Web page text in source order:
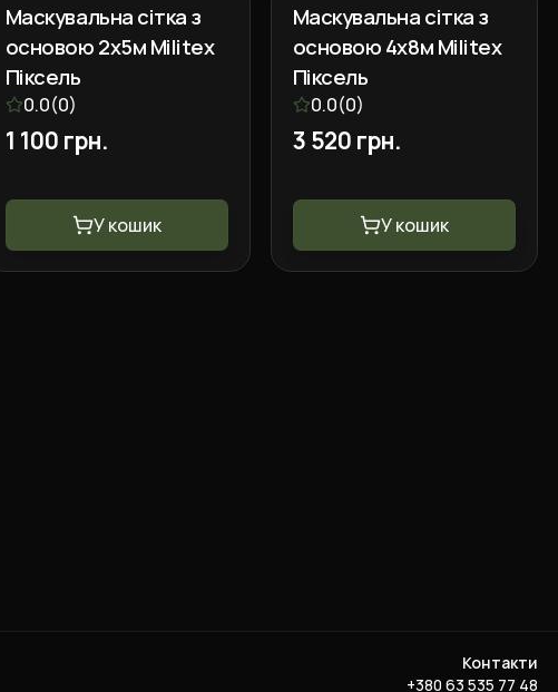
Маскувальна сітка з
основою 2х5м Militex
Піксель
0.0(0)
1 100 грн.
У кошик
Маскувальна сітка з
основою 4х8м Militex
Піксель
0.0(0)
3 520 грн.
У кошик
Контакти
+380 63 535 77 48